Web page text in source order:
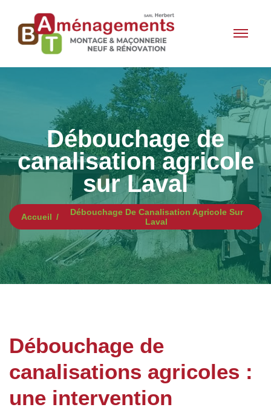
Débouchage de
canalisation agricole
sur Laval
Accueil
Débouchage De Canalisation Agricole Sur
Laval
Débouchage de
canalisations agricoles :
une intervention